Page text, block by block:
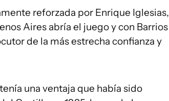
reforzada por Enrique Iglesias,
Aires abría el juego y con Barrios
de la más estrecha confianza y
una ventaja que había sido